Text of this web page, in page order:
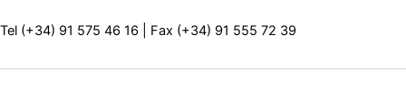
Tel (+34) 91 575 46 16 Fax (+34) 91 555 72 39